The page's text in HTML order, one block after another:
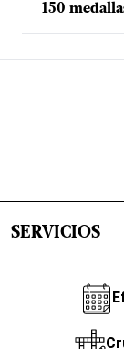
150
SERVICIOS